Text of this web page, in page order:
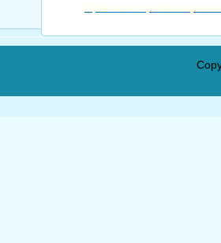
Приказ об организации